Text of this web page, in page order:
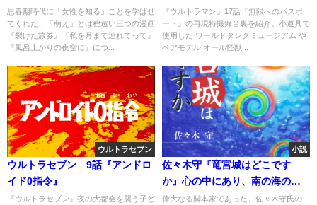
思春期時代に「女性を知る」ことを学ばせ
てくれた、「萌え」とは程遠い三つの漫画
『裂けた旅券』『私を月まで連れてって』
『風呂上がりの夜空に』につ...
『ウルトラマン』17話『無限へのパスポ
ート』の再現特撮舞台裏を紹介。小道具で
使用した ワールドタンクミュージアム や
ベアモデル オール怪獣...
ウルトラセブン
ウルトラセブン 9話『アンドロ
イド0指令』
『ウルトラセブン』夜の大都会を襲う子ど
小説
佐々木守『竜宮城はどこです
か』心の中にあり、南の海の向
こうにある「約束の地」へ
偉大なる脚本家であった、佐々木守氏の、